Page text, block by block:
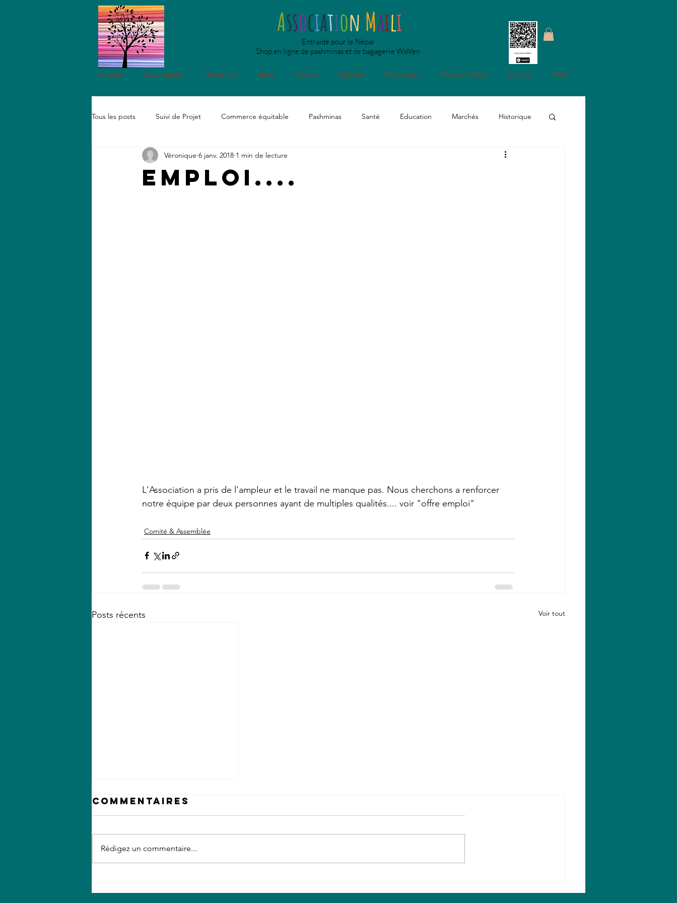
Association Maili
Entraide pour le Népal
Shop en ligne de pashminas et de bagagerie WoVen
Accueil Nos produits Historique Blog Projets Galeries Nous aider Medias et films Contact FAQ
Tous les posts Suivi de Projet Commerce équitable Pashminas Santé Education Marchés Historique
Développement durable Shop Medias
Emploi....
Véronique 6 janv. 2018 1 min de lecture
L'Association a pris de l'ampleur et le travail ne manque pas. Nous cherchons a renforcer
notre équipe par deux personnes ayant de multiples qualités.... voir "offre emploi"
Comité & Assemblée
Posts récents Voir tout
vadrouille...
Commentaires
Rédigez un commentaire...